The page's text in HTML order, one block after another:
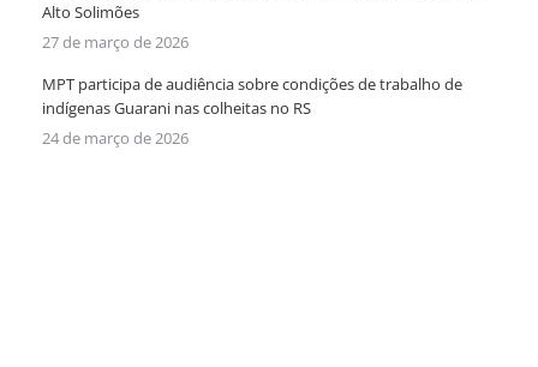
Alto Solimões
27 de março de 2026
MPT participa de audiência sobre condições de trabalho de
indígenas Guarani nas colheitas no RS
24 de março de 2026